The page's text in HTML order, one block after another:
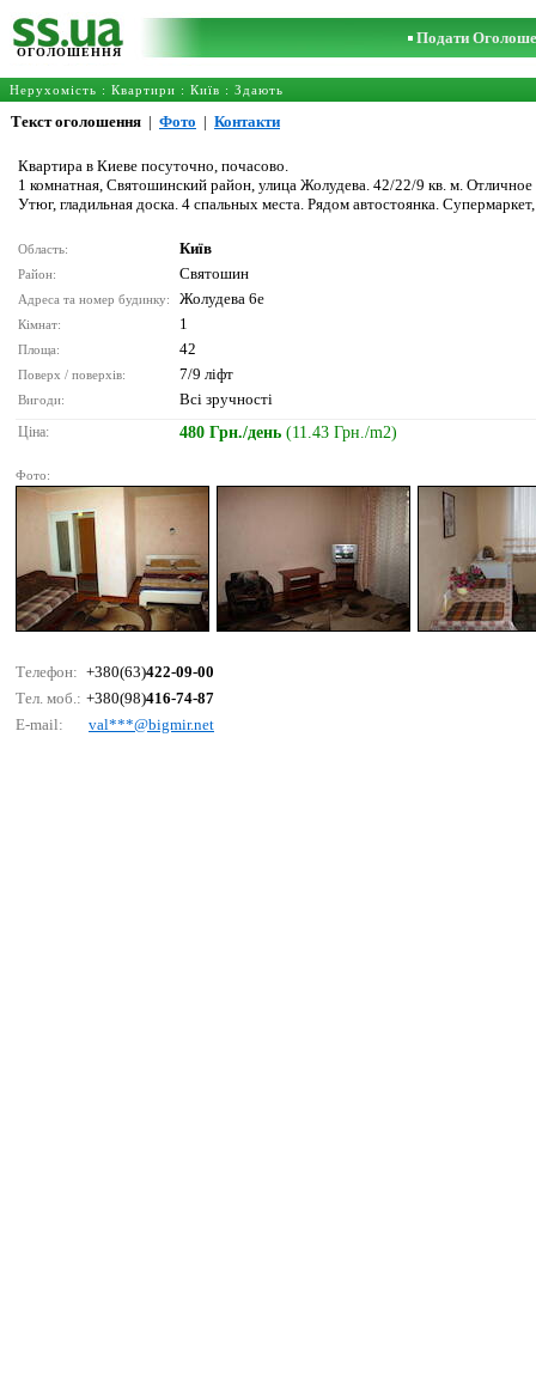
ОГОЛОШЕННЯ
Подати
Нерухомість : Квартири : Київ : Здають
Текст оголошення | Фото | Контакти
Квартира в Киеве посуточно, почасово.
1 комнатная, Святошинский район, улица Жолудева. 42/22/9 кв. м.
Утюг, гладильная доска. 4 спальных места. Рядом автостоянка.
Область: Київ
Район: Святошин
Адреса та номер будинку: Жолудева 6е
Кімнат: 1
Площа: 42
Поверх / поверхів: 7/9 ліфт
Вигоди: Всі зручності
Ціна: 480 Грн./день (11.43 Грн./m2)
Фото:
Телефон: +380(63)422-09-00
Тел. моб.: +380(98)416-74-87
E-mail:
vаl***@bigmir.nеt